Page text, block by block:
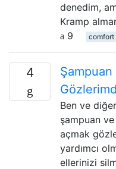
denedim,
Kramp
9
comfort
4
Ben ve
şampuan
açmak
yardımcı
ellerinizi